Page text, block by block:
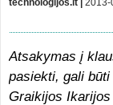
technologijos.lt | 2013-
Atsakymas į
pasiekti, gali
Graikijos